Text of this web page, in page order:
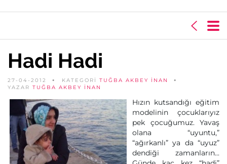
Hadi Hadi
27-04-2012 KATEGORİ TUĞBA AKBEY İNAN
YAZAR TUĞBA AKBEY İNAN
Hızın kutsandığı eğitim
modelinin çocuklarıyız
pek çocuğumuz. Yavaş
olana “uyuntu,”
“ağırkanlı” ya da “uyuz”
dendiği zamanların...